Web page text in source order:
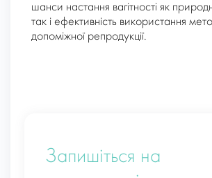
шанси настання вагітності як
так і ефективність використання
допоміжної репродукції.
Запишіться на